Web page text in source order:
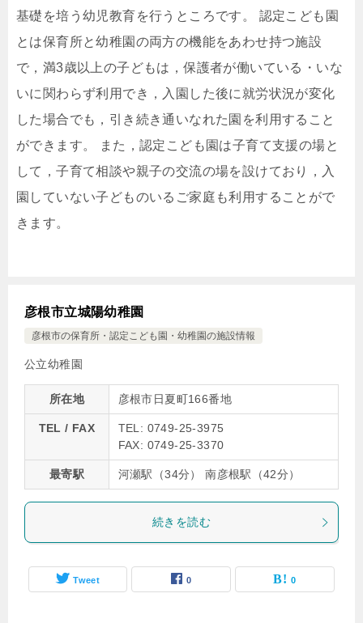
基礎を培う幼児教育を行うところです。 認定こども園
とは保育所と幼稚園の両方の機能をあわせ持つ施設
で，満3歳以上の子どもは，保護者が働いている・いな
いに関わらず利用でき，入園した後に就労状況が変化
した場合でも，引き続き通いなれた園を利用すること
ができます。 また，認定こども園は子育て支援の場と
して，子育て相談や親子の交流の場を設けており，入
園していない子どものいるご家庭も利用することがで
きます。
彦根市立城陽幼稚園
彦根市の保育所・認定こども園・幼稚園の施設情報
公立幼稚園
所在地 彦根市日夏町166番地
TEL / FAX
TEL: 0749-25-3975
FAX: 0749-25-3370
最寄駅 河瀬駅（34分） 南彦根駅（42分）
続きを読む
Tweet 0 0